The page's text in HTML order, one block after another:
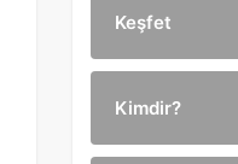
Keşfet
Kimdir?